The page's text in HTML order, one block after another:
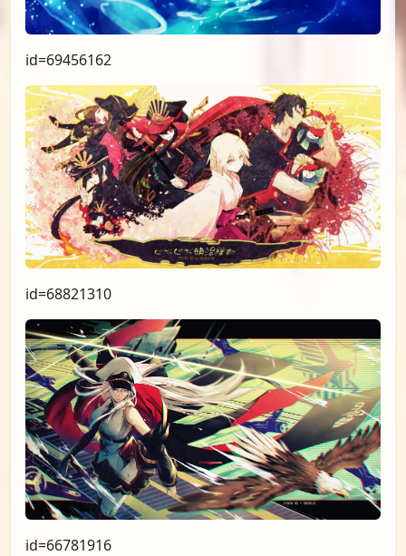
id=69456162
id=68821310
id=66781916